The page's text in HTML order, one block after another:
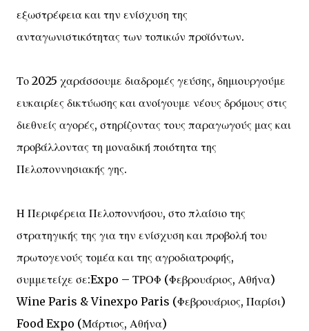
εξωστρέφεια και την ενίσχυση της
ανταγωνιστικότητας των τοπικών προϊόντων.
Το 2025 χαράσσουμε διαδρομές γεύσης, δημιουργούμε
ευκαιρίες δικτύωσης και ανοίγουμε νέους δρόμους στις
διεθνείς αγορές, στηρίζοντας τους παραγωγούς μας και
προβάλλοντας τη μοναδική ποιότητα της
Πελοποννησιακής γης.
Η Περιφέρεια Πελοποννήσου, στο πλαίσιο της
στρατηγικής της για την ενίσχυση και προβολή του
πρωτογενούς τομέα και της αγροδιατροφής,
συμμετείχε σε:Expo – ΤΡΟΦ (Φεβρουάριος, Αθήνα)
Wine Paris & Vinexpo Paris (Φεβρουάριος, Παρίσι)
Food Expo (Μάρτιος, Αθήνα)